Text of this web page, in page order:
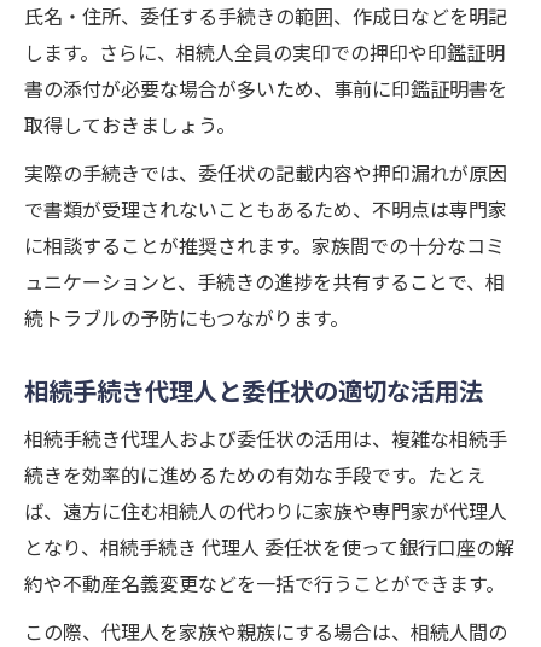
氏名・住所、委任する手続きの範囲、作成日などを明記
します。さらに、相続人全員の実印での押印や印鑑証明
書の添付が必要な場合が多いため、事前に印鑑証明書を
取得しておきましょう。
実際の手続きでは、委任状の記載内容や押印漏れが原因
で書類が受理されないこともあるため、不明点は専門家
に相談することが推奨されます。家族間での十分なコミ
ュニケーションと、手続きの進捗を共有することで、相
続トラブルの予防にもつながります。
相続手続き代理人と委任状の適切な活用法
相続手続き代理人および委任状の活用は、複雑な相続手
続きを効率的に進めるための有効な手段です。たとえ
ば、遠方に住む相続人の代わりに家族や専門家が代理人
となり、相続手続き 代理人 委任状を使って銀行口座の解
約や不動産名義変更などを一括で行うことができます。
この際、代理人を家族や親族にする場合は、相続人間の